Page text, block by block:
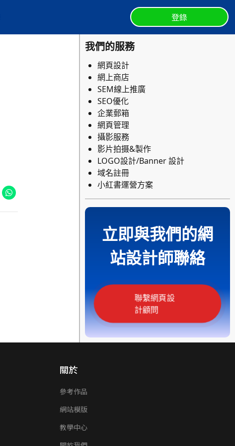
登錄
我們的服務
網頁設計
網上商店
SEM線上推廣
SEO優化
企業郵箱
網頁管理
攝影服務
影片拍摄&製作
LOGO設計/Banner 設計
域名註冊
小紅書運營方案
立即與我們的網
站設計師聯絡
聯繫網頁設
計顧問
關於
參考作品
網站模版
教學中心